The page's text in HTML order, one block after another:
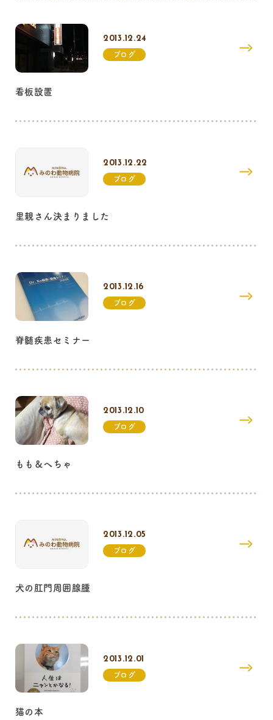
16:00 - 19:00
…火曜日終日・日曜日午前はご予約のみの診療となります。
2013.12.24
ブログ
看板設置
2013.12.22
ブログ
里親さん決まりました
2013.12.16
ブログ
脊髄疾患セミナー
2013.12.10
ブログ
もも＆へちゃ
2013.12.05
ブログ
犬の肛門周囲腺腫
2013.12.01
ブログ
猫の本